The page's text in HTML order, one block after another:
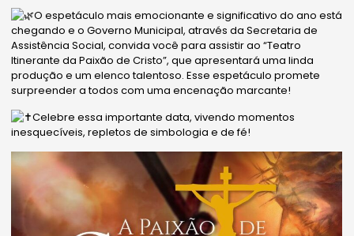
O espetáculo mais emocionante e significativo do ano está
chegando e o Governo Municipal, através da Secretaria de
Assistência Social, convida você para assistir ao “Teatro
Itinerante da Paixão de Cristo”, que apresentará uma linda
produção e um elenco talentoso. Esse espetáculo promete
surpreender a todos com uma encenação marcante!
Celebre essa importante data, vivendo momentos
inesquecíveis, repletos de simbologia e de fé!